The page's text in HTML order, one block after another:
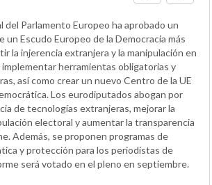
del Parlamento Europeo ha aprobado un
un Escudo Europeo de la Democracia más
la injerencia extranjera y la manipulación en
herramientas obligatorias y
así como crear un nuevo Centro de la UE
Los eurodiputados abogan por
de tecnologías extranjeras, mejorar la
electoral y aumentar la transparencia
Además, se proponen programas de
y protección para los periodistas de
será votado en el pleno en septiembre.